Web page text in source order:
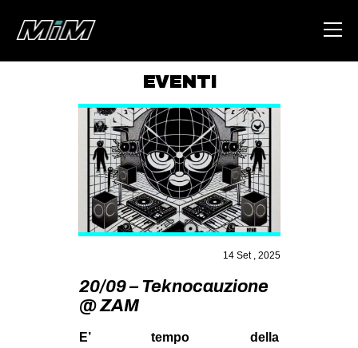
ABOUT
AREA
DEGENERAZIONE
GAZA FREESTYLE
CSOA LAMBRETTA
MSM
STUDENTI TSUNAMI
ZAM
EVENTI
14 Set , 2025
20/09 – Teknocauzione
@ ZAM
E’ tempo della